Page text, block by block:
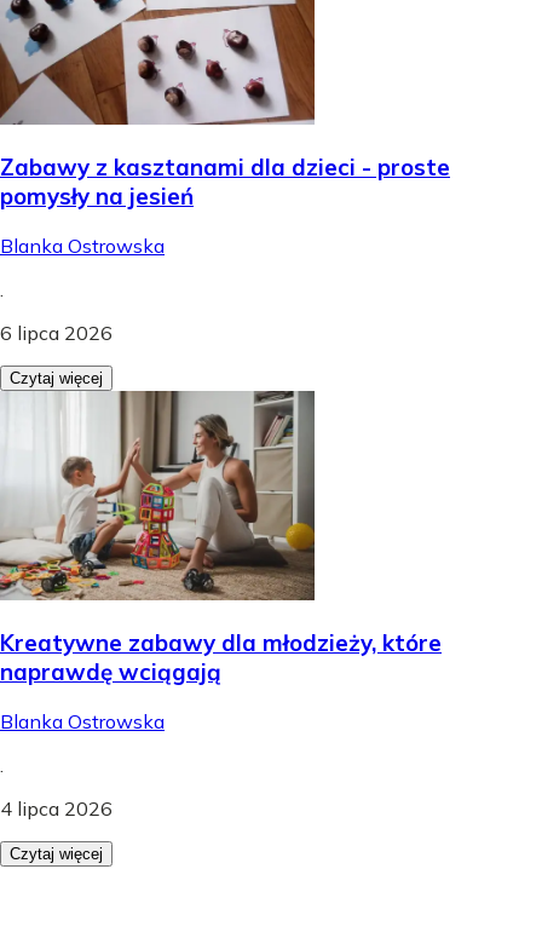
Zabawy z kasztanami dla dzieci - proste
pomysły na jesień
Blanka Ostrowska
6 lipca 2026
Czytaj więcej
Kreatywne zabawy dla młodzieży, które
naprawdę wciągają
Blanka Ostrowska
4 lipca 2026
Czytaj więcej